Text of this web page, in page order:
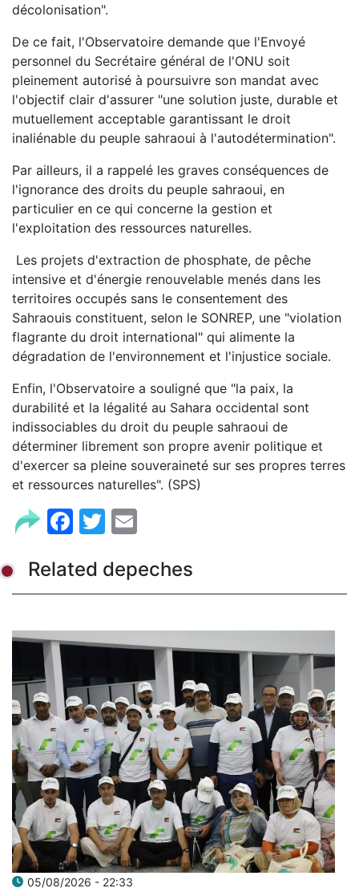
décolonisation".
De ce fait, l'Observatoire demande que l'Envoyé
personnel du Secrétaire général de l'ONU soit
pleinement autorisé à poursuivre son mandat avec
l'objectif clair d'assurer "une solution juste, durable et
mutuellement acceptable garantissant le droit
inaliénable du peuple sahraoui à l'autodétermination".
Par ailleurs, il a rappelé les graves conséquences de
l'ignorance des droits du peuple sahraoui, en
particulier en ce qui concerne la gestion et
l'exploitation des ressources naturelles.
Les projets d'extraction de phosphate, de pêche
intensive et d'énergie renouvelable menés dans les
territoires occupés sans le consentement des
Sahraouis constituent, selon le SONREP, une "violation
flagrante du droit international" qui alimente la
dégradation de l'environnement et l'injustice sociale.
Enfin, l'Observatoire a souligné que "la paix, la
durabilité et la légalité au Sahara occidental sont
indissociables du droit du peuple sahraoui de
déterminer librement son propre avenir politique et
d'exercer sa pleine souveraineté sur ses propres terres
et ressources naturelles". (SPS)
Facebook
Twitter
Related depeches
05/08/2026 - 22:33